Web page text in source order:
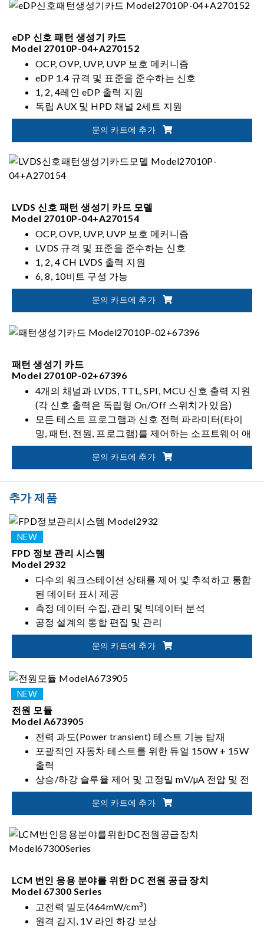
eDP 신호 패턴 생성기 카드
Model 27010P-04+A270152
OCP, OVP, UVP, UVP 보호 메커니즘
eDP 1.4 규격 및 표준을 준수하는 신호
1, 2, 4레인 eDP 출력 지원
독립 AUX 및 HPD 채널 2세트 지원
문의 카트에 추가
LVDS 신호 패턴 생성기 카드 모델
Model 27010P-04+A270154
OCP, OVP, UVP, UVP 보호 메커니즘
LVDS 규격 및 표준을 준수하는 신호
1, 2, 4 CH LVDS 출력 지원
6, 8, 10비트 구성 가능
문의 카트에 추가
패턴 생성기 카드
Model 27010P-02+67396
4개의 채널과 LVDS, TTL, SPI, MCU 신호 출력 지원
(각 신호 출력은 독립형 On/Off 스위치가 있음)
모든 테스트 프로그램과 신호 전력 파라미터(타이
밍, 패턴, 전원, 프로그램)를 제어하는 소프트웨어 애
플리케이션 제공
2 링크 270MHz x 4ch에 대한 LVDS 출력 대역폭 지
문의 카트에 추가
추가 제품
FPD 정보 관리 시스템
Model 2932
다수의 워크스테이션 상태를 제어 및 추적하고 통합
된 데이터 표시 제공
측정 데이터 수집, 관리 및 빅데이터 분석
공정 설계의 통합 편집 및 관리
지정된 공정의 원격 설정 및 실행
문의 카트에 추가
전원 모듈
Model A673905
전력 과도(Power transient) 테스트 기능 탑재
포괄적인 자동차 테스트를 위한 듀얼 150W + 15W
출력
상승/하강 슬루율 제어 및 고정밀 mV/µA 전압 및 전
류 측정 지원
A27016X 신호 모듈과 통합하여 동기화된 테스트
문의 카트에 추가
LCM 번인 응용 분야를 위한 DC 전원 공급 장치
Model 67300 Series
고전력 밀도(464mW/cm3 )
원격 감지, 1V 라인 하강 보상